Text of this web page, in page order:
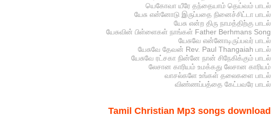
யெகோவா யீரே தந்தையாம் தெய்வம் பாடல்
யேசு என்னோடு இருப்பதை நினைச்சிட்டா பாடல்
யேசு என்ற திரு நாமத்திற்கு பாடல்
யேசுவின் பிள்ளைகள் நாங்கள் Father Berhmans Song
யேசுவே என்னோடிருப்பவர் பாடல்
யேசுவே தேவன் Rev. Paul Thangaiah பாடல்
யேசுவே ரட்சகா நின்னே நான் சிநேகிக்கும் பாடல்
லேசான காரியம் உமக்கது லேசான காரியம்
வாசல்களே உங்கள் தலைகளை பாடல்
விண்ணப்பத்தை கேட்பவரே பாடல்
Tamil Christian Mp3 songs download